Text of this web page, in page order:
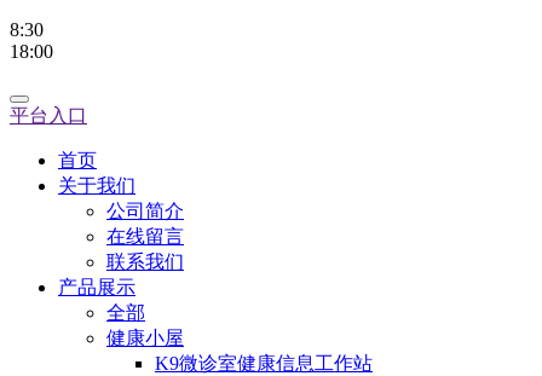
8:30
18:00
平台入口
首页
关于我们
公司简介
在线留言
联系我们
产品展示
全部
健康小屋
K9微诊室健康信息工作站